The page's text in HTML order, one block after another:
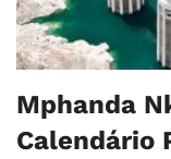
Mphanda
Calendário